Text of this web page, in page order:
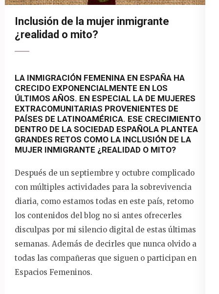
Inclusión de la mujer inmigrante
¿realidad o mito?
LA INMIGRACIÓN FEMENINA EN ESPAÑA HA
CRECIDO EXPONENCIALMENTE EN LOS
ÚLTIMOS AÑOS. EN ESPECIAL LA DE MUJERES
EXTRACOMUNITARIAS PROVENIENTES DE
PAÍSES DE LATINOAMÉRICA. ESE CRECIMIENTO
DENTRO DE LA SOCIEDAD ESPAÑOLA PLANTEA
GRANDES RETOS COMO LA INCLUSIÓN DE LA
MUJER INMIGRANTE ¿REALIDAD O MITO?
Después de un septiembre y octubre complicado
con múltiples actividades para la sobrevivencia
diaria, como estamos todas en este país, retomo
los contenidos del blog no si antes ofrecerles
disculpas por mi silencio digital de estas últimas
semanas. Además de decirles que nunca olvido a
todas las compañeras que siguen o participan en
Espacios Femeninos.